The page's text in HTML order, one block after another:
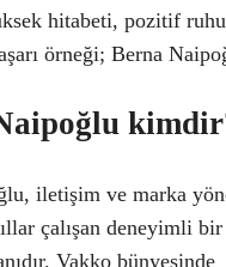
hitabeti, pozitif
örneği; Berna
iletişim ve marka
çalışan deneyimli bir
Vakko bünyesinde